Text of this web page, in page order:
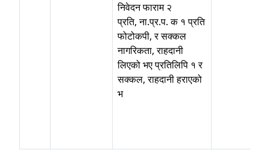
निवेदन फाराम २
प्रति, ना.प्र.प. क १ प्रति
फोटोकपी, र सक्कल
नागरिकता, राहदानी
लिएको भए प्रतिलिपि १ र
सक्कल, राहदानी हराएको
भ